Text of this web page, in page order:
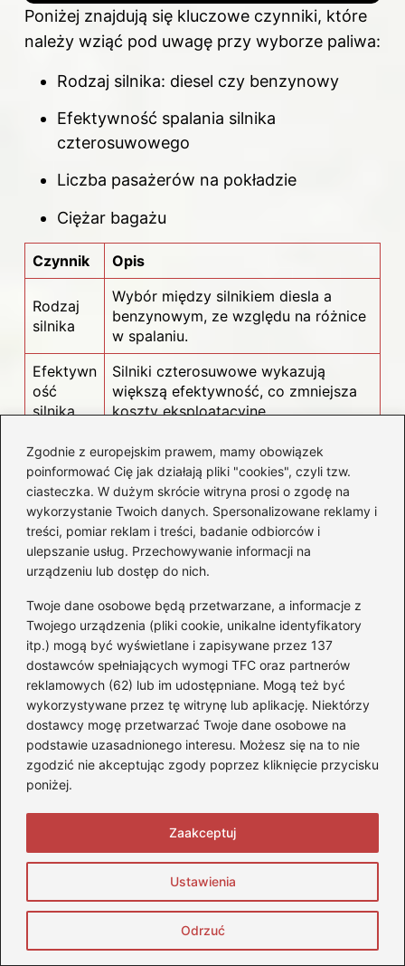
Zgodnie z europejskim prawem, mamy obowiązek
poinformować Cię jak działają pliki "cookies", czyli tzw.
ciasteczka. W dużym skrócie witryna prosi o zgodę na
wykorzystanie Twoich danych. Spersonalizowane reklamy i
treści, pomiar reklam i treści, badanie odbiorców i
ulepszanie usług. Przechowywanie informacji na
urządzeniu lub dostęp do nich.
Twoje dane osobowe będą przetwarzane, a informacje z
Twojego urządzenia (pliki cookie, unikalne identyfikatory
itp.) mogą być wyświetlane i zapisywane przez 137
dostawców spełniających wymogi TFC oraz partnerów
reklamowych (62) lub im udostępniane. Mogą też być
wykorzystywane przez tę witrynę lub aplikację. Niektórzy
dostawcy mogę przetwarzać Twoje dane osobowe na
podstawie uzasadnionego interesu. Możesz się na to nie
zgodzić nie akceptując zgody poprzez kliknięcie przycisku
poniżej.
Ustawienia
Odrzuć
Zaakceptuj
Poniżej znajdują się kluczowe czynniki, które
należy wziąć pod uwagę przy wyborze paliwa:
Rodzaj silnika: diesel czy benzynowy
Efektywność spalania silnika
czterosuwowego
Liczba pasażerów na pokładzie
Ciężar bagażu
Czynnik Opis
Rodzaj
silnika
Wybór między silnikiem diesla a
benzynowym, ze względu na różnice
w spalaniu.
Efektywn
ość
silnika
Silniki czterosuwowe wykazują
większą efektywność, co zmniejsza
koszty eksploatacyjne.
Liczba
pasażeró
w
Więcej pasażerów zwiększa zużycie
paliwa.
Ciężar
bagażu
Dodatkowy ciężar wpływa na zużycie
paliwa, każdy kilogram ma znaczenie.
Zapasy
paliwa
Zaleca się posiadanie zapasu paliwa
na nieprzewidziane okoliczności.
Kontrola
poziomu
paliwa
Posiadanie dobrego czujnika
poziomu paliwa na pokładzie jest
kluczowe.
Warunki
atmosfer
yczne
Możliwe zmiany warunków
atmosferycznych mogą wpłynąć na
zużycie paliwa.
Stacje
Czy wiesz, że niektóre nowoczesne jachty
motorowe są wyposażone w systemy,
które pomagają zoptymalizować zużycie
paliwa, analizując bieżące warunki
atmosferyczne oraz styl żeglugi? Dzięki